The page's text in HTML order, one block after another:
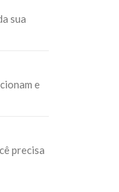
sua
e
precisa